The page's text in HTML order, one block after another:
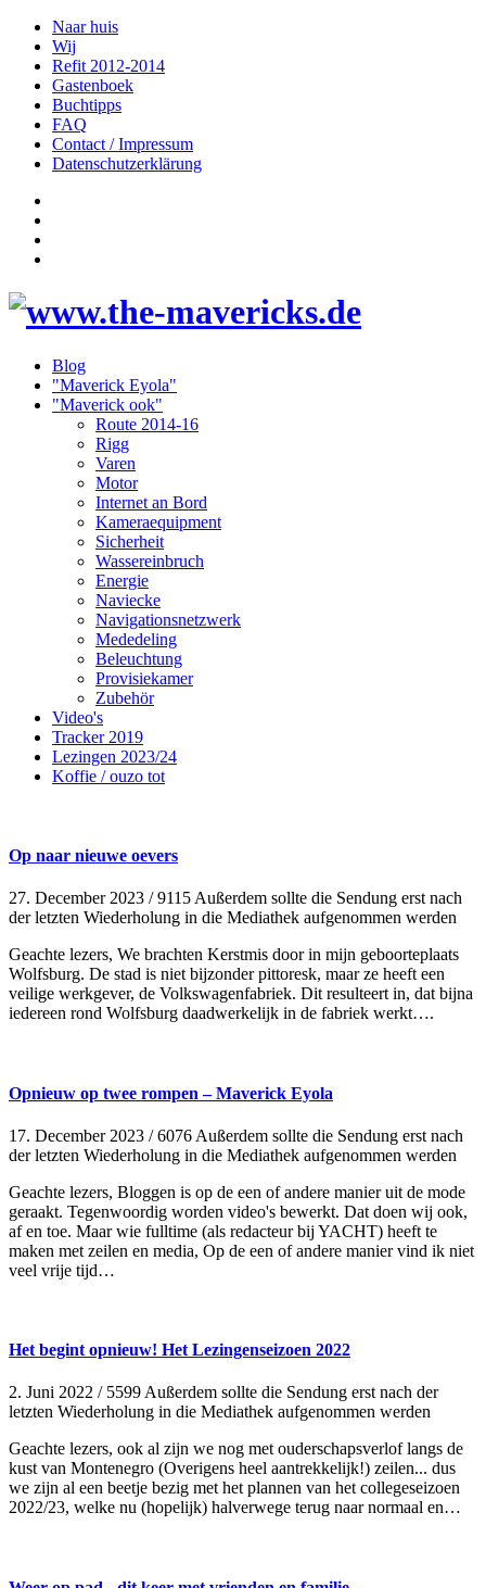
Naar huis
Wij
Refit 2012-2014
Gastenboek
Buchtipps
FAQ
Contact / Impressum
Datenschutzerklärung
Blog
"Maverick Eyola"
"Maverick ook"
Route 2014-16
Rigg
Varen
Motor
Internet an Bord
Kameraequipment
Sicherheit
Wassereinbruch
Energie
Naviecke
Navigationsnetzwerk
Mededeling
Beleuchtung
Provisiekamer
Zubehör
Video's
Tracker 2019
Lezingen 2023/24
Koffie / ouzo tot
Op naar nieuwe oevers
27. December 2023 /9115 Außerdem sollte die Sendung erst nach
der letzten Wiederholung in die Mediathek aufgenommen werden
Geachte lezers, We brachten Kerstmis door in mijn geboorteplaats
Wolfsburg. De stad is niet bijzonder pittoresk, maar ze heeft een
veilige werkgever, de Volkswagenfabriek. Dit resulteert in, dat bijna
iedereen rond Wolfsburg daadwerkelijk in de fabriek werkt….
Opnieuw op twee rompen – Maverick Eyola
17. December 2023 /6076 Außerdem sollte die Sendung erst nach
der letzten Wiederholung in die Mediathek aufgenommen werden
Geachte lezers, Bloggen is op de een of andere manier uit de mode
geraakt. Tegenwoordig worden video's bewerkt. Dat doen wij ook,
af en toe. Maar wie fulltime (als redacteur bij YACHT) heeft te
maken met zeilen en media, Op de een of andere manier vind ik niet
veel vrije tijd…
Het begint opnieuw! Het Lezingenseizoen 2022
2. Juni 2022 /5599 Außerdem sollte die Sendung erst nach der
letzten Wiederholung in die Mediathek aufgenommen werden
Geachte lezers, ook al zijn we nog met ouderschapsverlof langs de
kust van Montenegro (Overigens heel aantrekkelijk!) zeilen... dus
we zijn al een beetje bezig met het plannen van het collegeseizoen
2022/23, welke nu (hopelijk) halverwege terug naar normaal en…